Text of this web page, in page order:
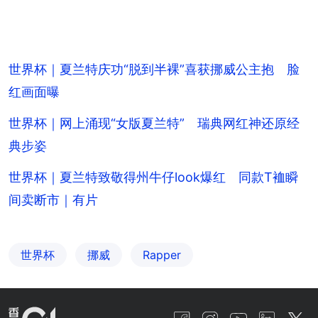
世界杯｜夏兰特庆功“脱到半裸”喜获挪威公主抱 脸
红画面曝
世界杯｜网上涌现“女版夏兰特” 瑞典网红神还原经
典步姿
世界杯｜夏兰特致敬得州牛仔look爆红 同款T裇瞬
间卖断市｜有片
世界杯 挪威 Rapper